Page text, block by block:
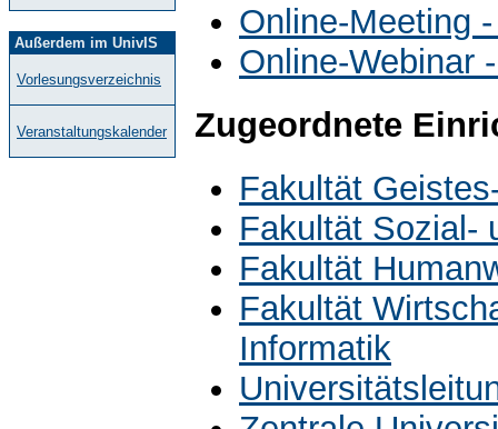
Außerdem im UnivIS
Vorlesungsverzeichnis
Veranstaltungskalender
Online-Meeting
Online-Webinar
Zugeordnete
Fakultät
Fakultät Sozial-
Fakultät
Fakultät
Informatik